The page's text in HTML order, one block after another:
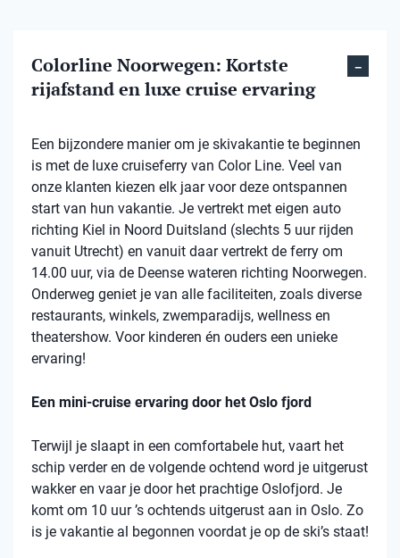
Colorline Noorwegen: Kortste
rijafstand en luxe cruise ervaring
Een bijzondere manier om je skivakantie te beginnen
is met de luxe cruiseferry van Color Line. Veel van
onze klanten kiezen elk jaar voor deze ontspannen
start van hun vakantie. Je vertrekt met eigen auto
richting Kiel in Noord Duitsland (slechts 5 uur rijden
vanuit Utrecht) en vanuit daar vertrekt de ferry om
14.00 uur, via de Deense wateren richting Noorwegen.
Onderweg geniet je van alle faciliteiten, zoals diverse
restaurants, winkels, zwemparadijs, wellness en
theatershow. Voor kinderen én ouders een unieke
ervaring!
Een mini-cruise ervaring door het Oslo fjord
Terwijl je slaapt in een comfortabele hut, vaart het
schip verder en de volgende ochtend word je uitgerust
wakker en vaar je door het prachtige Oslofjord. Je
komt om 10 uur ’s ochtends uitgerust aan in Oslo. Zo
is je vakantie al begonnen voordat je op de ski’s staat!